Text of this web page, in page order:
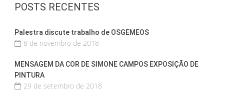
POSTS RECENTES
Palestra discute trabalho de OSGEMEOS
8 de novembro de 2018
MENSAGEM DA COR DE SIMONE CAMPOS EXPOSIÇÃO DE
PINTURA
29 de setembro de 2018